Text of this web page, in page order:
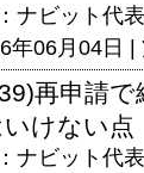
ナビット代
年06月04日 |
再申請
けない点
ナビット代